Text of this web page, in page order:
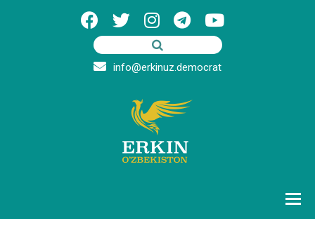
info@erkinuz.democrat